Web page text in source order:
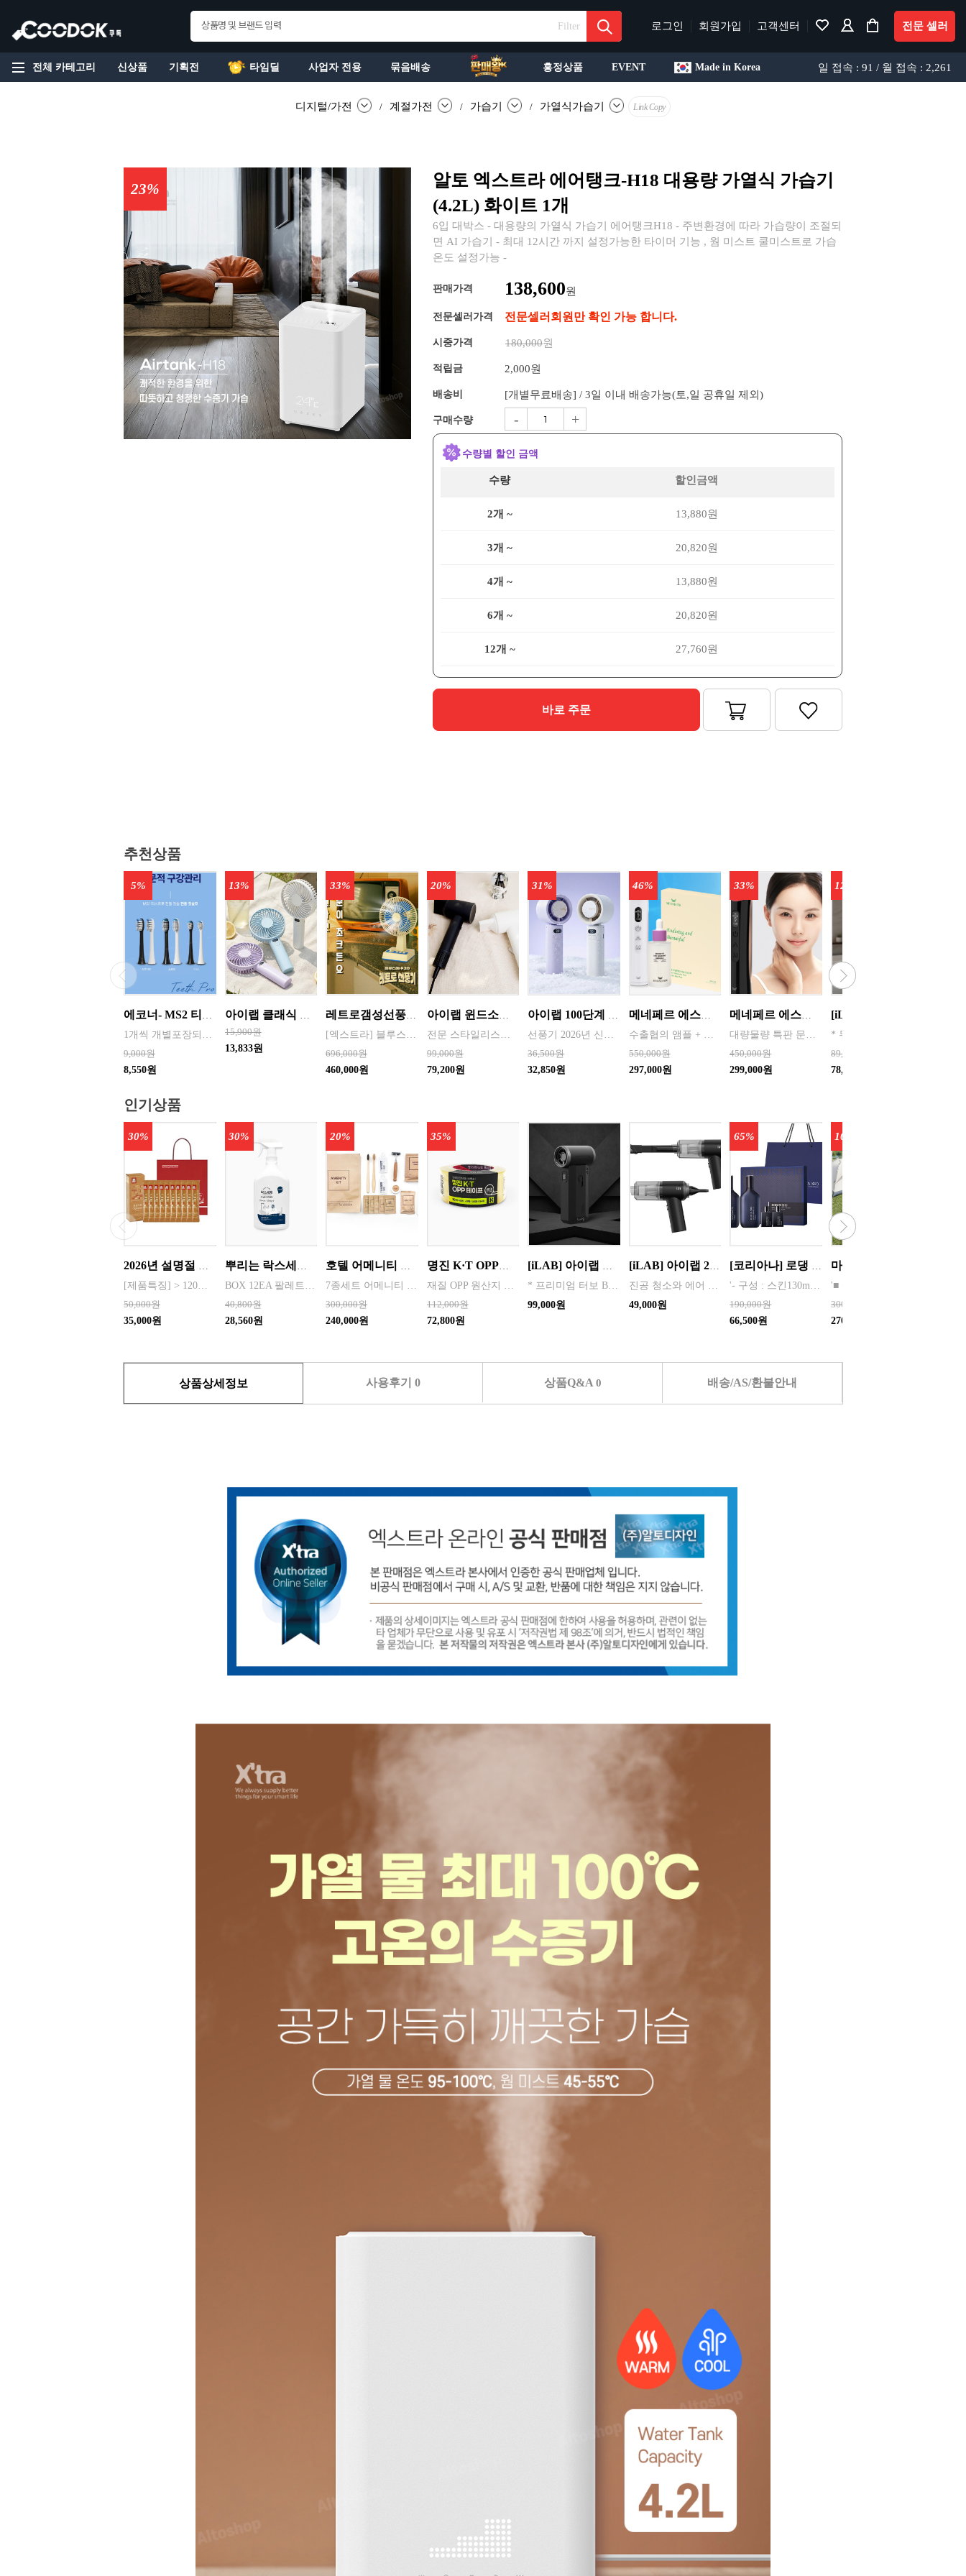
Filter 로그인 회원가입 고객센터 전문 셀러
전체 카테고리 신상품 기획전 타임딜 사업자 전용 묶음배송 흥정상품 EVENT Made in Korea 일 접속 : 91 / 월 접속 : 2,261
디지털/가전 / 계절가전 / 가습기 / 가열식가습기 Link Copy
23%
알토 엑스트라 에어탱크-H18 대용량 가열식 가습기
(4.2L) 화이트 1개
6입 대박스 - 대용량의 가열식 가습기 에어탱크H18 - 주변환경에 따라 가습량이 조절되
면 AI 가습기 - 최대 12시간 까지 설정가능한 타이머 기능 , 웜 미스트 쿨미스트로 가습
온도 설정가능 -
판매가격 138,600원
전문셀러가격 전문셀러회원만 확인 가능 합니다.
시중가격 180,000원
적립금 2,000원
배송비 [개별무료배송] / 3일 이내 배송가능(토,일 공휴일 제외)
구매수량 - +
수량별 할인 금액
수량 할인금액
2개 ~ 13,880원
3개 ~ 20,820원
4개 ~ 13,880원
6개 ~ 20,820원
12개 ~ 27,760원
바로 주문
추천상품
9,000원
5%
8,550원
15,900원
13%
13,833원
696,000원
33%
460,000원
아이랩 윈드소닉 헤어드라이어 화이트 블랙 드라이기 헤어드라이기
99,000원
20%
79,200원
36,500원
31%
32,850원
메네페르 에스테틱 라인 부스터 갈바닉 중저주파 고주파 얼굴 마사지기 뷰티디바이스 LED EMS 맛사지기
550,000원
46%
297,000원
450,000원
33%
299,000원
89,000원
12%
78,320원
인기상품
50,000원
30%
35,000원
40,800원
30%
28,560원
300,000원
20%
240,000원
명진 K·T OPP테이프 80M(투명) 48mmx80M 50개 한박스단위 판매
112,000원
35%
72,800원
99,000원
[iLAB] 아이랩 2in1 무선청소기 / iR1-PWVC
49,000원
190,000원
65%
66,500원
300,000원
10%
270,000원
상품상세정보 사용후기 0 상품Q&A 0 배송/AS/환불안내